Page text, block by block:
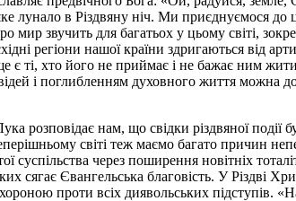
в Різдвяну ніч. Ми приєднуємося до
звучить для багатьох у цьому світі,
регіони нашої країни здригаються від
є ті, хто його не приймає і не бажає ним
і поглибленням духовного життя можна
розповідає нам, що свідки різдвяної події
світі теж маємо багато причин
через поширення новітніх
сягає Євангельська благовість. У Різдві
проти всіх диявольських підступів.